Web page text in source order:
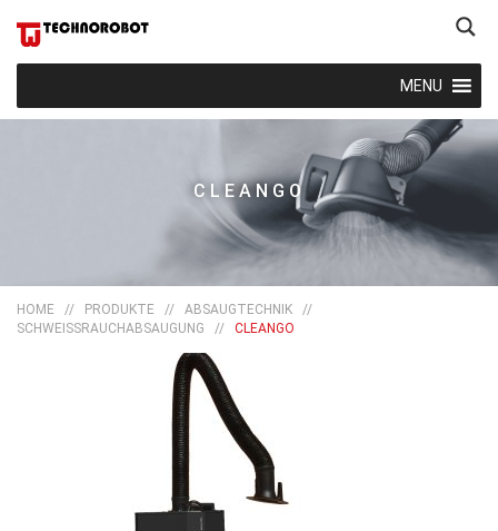
MENU
CLEANGO
HOME // PRODUKTE // ABSAUGTECHNIK
//
SCHWEISSRAUCHABSAUGUNG
// CLEANGO